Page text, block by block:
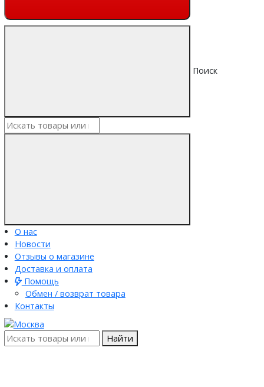
Поиск
О нас
Новости
Отзывы о магазине
Доставка и оплата
Помощь
Обмен / возврат товара
Контакты
Найти